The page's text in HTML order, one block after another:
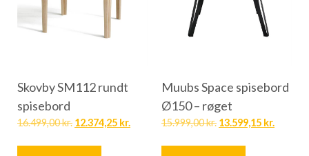
Skovby SM112 rundt
spisebord
16.499,00kr. 12.374,25 kr.
Muubs Space spisebord
Ø150 – røget
15.999,00kr. 13.599,15 kr.